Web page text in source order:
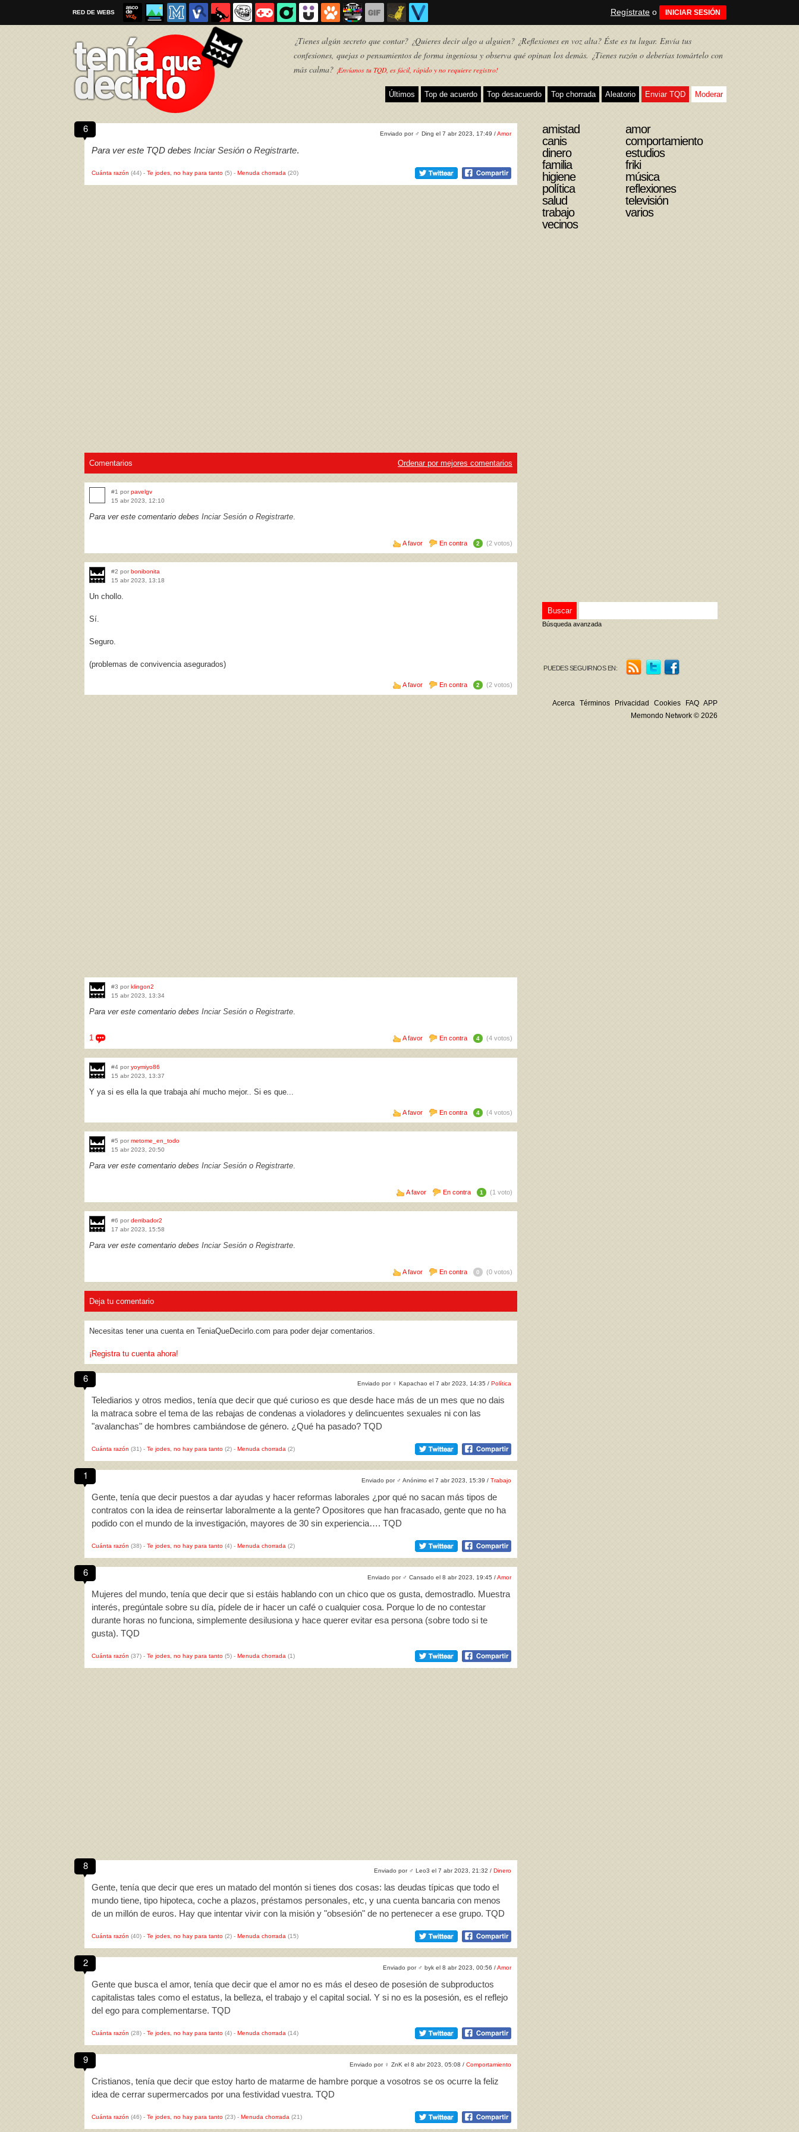
RED DE WEBS Regístrate o INICIAR SESIÓN
¿Tienes algún secreto que contar? ¿Quieres decir algo a alguien? ¿Reflexiones en voz alta? Éste es tu lugar. Envía tus
confesiones, quejas o pensamientos de forma ingeniosa y observa qué opinan los demás. ¿Tienes razón o deberías tomártelo con
más calma? ¡Envíanos tu TQD, es fácil, rápido y no requiere registro!
Últimos Top de acuerdo Top desacuerdo Top chorrada Aleatorio Enviar TQD Moderar
6 Enviado por ♂ Ding el 7 abr 2023, 17:49 /Amor
Para ver este TQD debes Inciar Sesión o Registrarte.
Cuánta razón (44) - Te jodes, no hay para tanto (5) - Menuda chorrada (20)
Comentarios Ordenar por mejores comentarios
#1 por pavelgv
15 abr 2023, 12:10
Para ver este comentario debes Inciar Sesión o Registrarte.
A favor En contra 2 (2 votos)
#2 por bonibonita
15 abr 2023, 13:18
Un chollo.
Sí.
Seguro.
(problemas de convivencia asegurados)
A favor En contra 2 (2 votos)
#3 por klingon2
15 abr 2023, 13:34
Para ver este comentario debes Inciar Sesión o Registrarte.
1 A favor En contra 4 (4 votos)
#4 por yoymiyo86
15 abr 2023, 13:37
Y ya si es ella la que trabaja ahí mucho mejor.. Si es que...
A favor En contra 4 (4 votos)
#5 por metome_en_todo
15 abr 2023, 20:50
Para ver este comentario debes Inciar Sesión o Registrarte.
A favor En contra 1 (1 voto)
#6 por derribador2
17 abr 2023, 15:58
Para ver este comentario debes Inciar Sesión o Registrarte.
A favor En contra 0 (0 votos)
Deja tu comentario
Necesitas tener una cuenta en TeniaQueDecirlo.com para poder dejar comentarios.
¡Registra tu cuenta ahora!
6 Enviado por ♀ Kapachao el 7 abr 2023, 14:35 / Política
Telediarios y otros medios, tenía que decir que qué curioso es que desde hace más de un mes que no dais
la matraca sobre el tema de las rebajas de condenas a violadores y delincuentes sexuales ni con las
"avalanchas" de hombres cambiándose de género. ¿Qué ha pasado? TQD
Cuánta razón (31) - Te jodes, no hay para tanto (2) - Menuda chorrada (2)
1 Enviado por ♂ Anónimo el 7 abr 2023, 15:39 / Trabajo
Gente, tenía que decir puestos a dar ayudas y hacer reformas laborales ¿por qué no sacan más tipos de
contratos con la idea de reinsertar laboralmente a la gente? Opositores que han fracasado, gente que no ha
podido con el mundo de la investigación, mayores de 30 sin experiencia…. TQD
Cuánta razón (38) - Te jodes, no hay para tanto (4) - Menuda chorrada (2)
6 Enviado por ♂ Cansado el 8 abr 2023, 19:45 /Amor
Mujeres del mundo, tenía que decir que si estáis hablando con un chico que os gusta, demostradlo. Muestra
interés, pregúntale sobre su día, pídele de ir hacer un café o cualquier cosa. Porque lo de no contestar
durante horas no funciona, simplemente desilusiona y hace querer evitar esa persona (sobre todo si te
gusta). TQD
Cuánta razón (37) - Te jodes, no hay para tanto (5) - Menuda chorrada (1)
8 Enviado por ♂ Leo3 el 7 abr 2023, 21:32 / Dinero
Gente, tenía que decir que eres un matado del montón si tienes dos cosas: las deudas típicas que todo el
mundo tiene, tipo hipoteca, coche a plazos, préstamos personales, etc, y una cuenta bancaria con menos
de un millón de euros. Hay que intentar vivir con la misión y "obsesión" de no pertenecer a ese grupo. TQD
Cuánta razón (40) - Te jodes, no hay para tanto (2) - Menuda chorrada (15)
2 Enviado por ♂ byk el 8 abr 2023, 00:56 /Amor
Gente que busca el amor, tenía que decir que el amor no es más el deseo de posesión de subproductos
capitalistas tales como el estatus, la belleza, el trabajo y el capital social. Y si no es la posesión, es el reflejo
del ego para complementarse. TQD
Cuánta razón (28) - Te jodes, no hay para tanto (4) - Menuda chorrada (14)
9 Enviado por ♀ ZnK el 8 abr 2023, 05:08 / Comportamiento
Cristianos, tenía que decir que estoy harto de matarme de hambre porque a vosotros se os ocurre la feliz
idea de cerrar supermercados por una festividad vuestra. TQD
Cuánta razón (46) - Te jodes, no hay para tanto (23) - Menuda chorrada (21)
amistad
amor
canis
comportamiento
dinero
estudios
familia
friki
higiene
música
política
reflexiones
salud
televisión
trabajo
varios
vecinos
Búsqueda avanzada
PUEDES SEGUIRNOS EN:
Acerca Términos Privacidad Cookies FAQ APP
Memondo Network © 2026